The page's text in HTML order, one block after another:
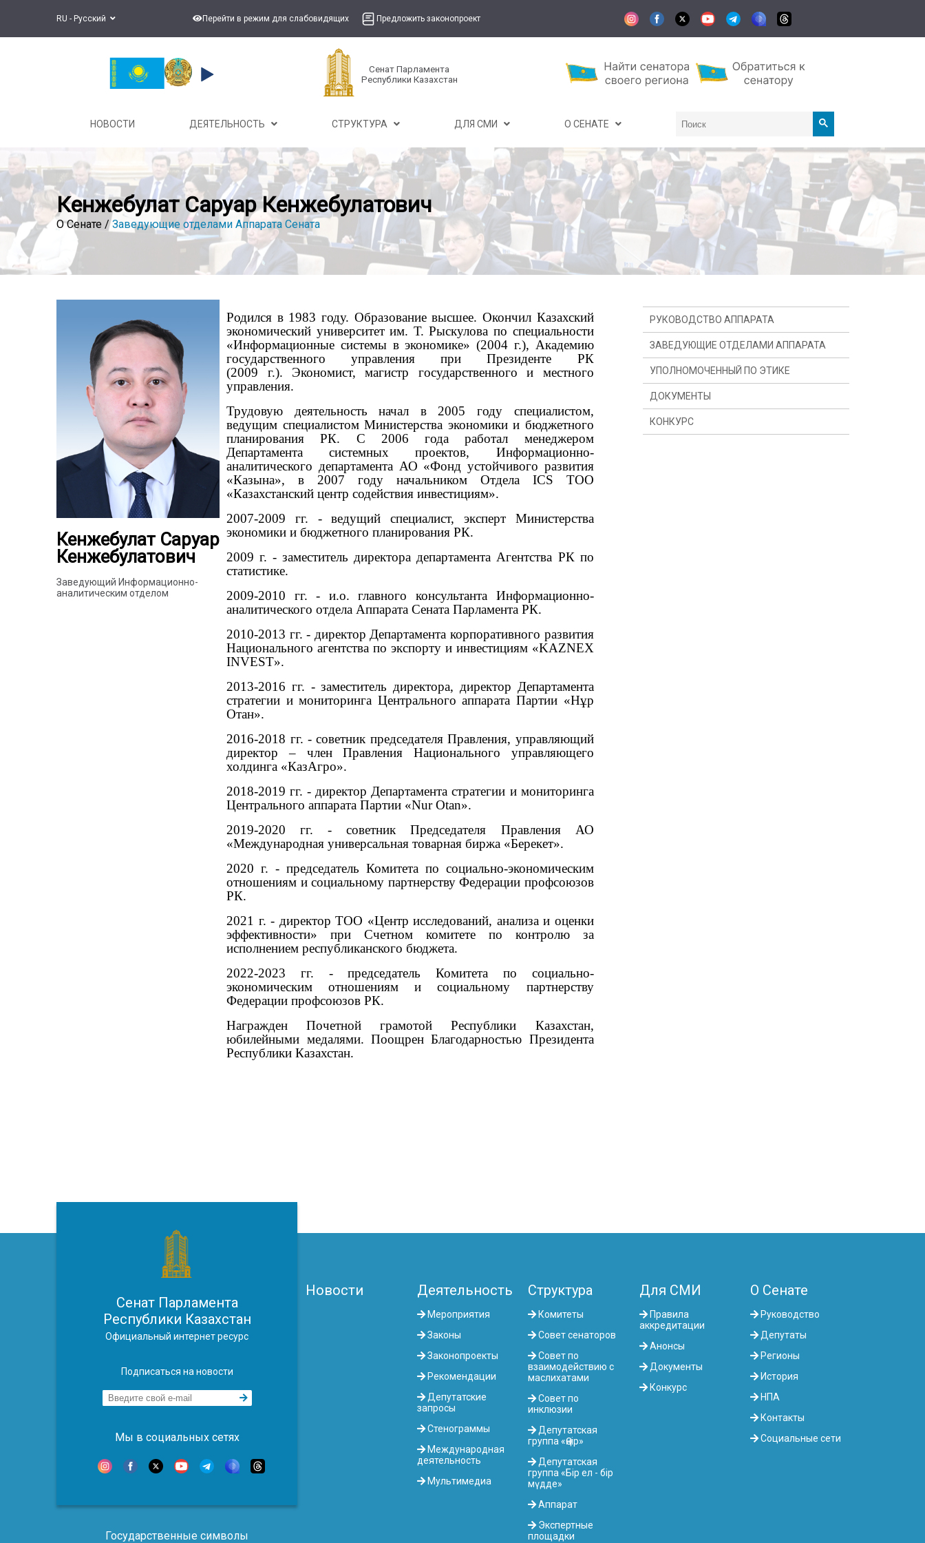
RU - Русский Перейти в режим для слабовидящих Предложить законопроект
Сенат Парламента
Республики Казахстан
НОВОСТИ ДЕЯТЕЛЬНОСТЬ СТРУКТУРА ДЛЯ СМИ О СЕНАТЕ
Кенжебулат Саруар Кенжебулатович
О Сенате /Заведующие отделами Аппарата Сената
Кенжебулат Саруар
Кенжебулатович
Заведующий Информационно-
аналитическим отделом
Родился в 1983 году. Образование высшее. Окончил Казахский
экономический университет им. Т. Рыскулова по специальности
«Информационные системы в экономике» (2004 г.), Академию
государственного управления при Президенте РК
(2009 г.). Экономист, магистр государственного и местного
управления.
Трудовую деятельность начал в 2005 году специалистом,
ведущим специалистом Министерства экономики и бюджетного
планирования РК. С 2006 года работал менеджером
Департамента системных проектов, Информационно-
аналитического департамента АО «Фонд устойчивого развития
«Казына», в 2007 году начальником Отдела IСS ТОО
«Казахстанский центр содействия инвестициям».
2007-2009 гг. - ведущий специалист, эксперт Министерства
экономики и бюджетного планирования РК.
2009 г. - заместитель директора департамента Агентства РК по
статистике.
2009-2010 гг. - и.о. главного консультанта Информационно-
аналитического отдела Аппарата Сената Парламента РК.
2010-2013 гг. - директор Департамента корпоративного развития
Национального агентства по экспорту и инвестициям «KAZNEX
INVEST».
2013-2016 гг. - заместитель директора, директор Департамента
стратегии и мониторинга Центрального аппарата Партии «Нұр
Отан».
2016-2018 гг. - советник председателя Правления, управляющий
директор – член Правления Национального управляющего
холдинга «КазАгро».
2018-2019 гг. - директор Департамента стратегии и мониторинга
Центрального аппарата Партии «Nur Otan».
2019-2020 гг. - советник Председателя Правления АО
«Международная универсальная товарная биржа «Берекет».
2020 г. - председатель Комитета по социально-экономическим
отношениям и социальному партнерству Федерации профсоюзов
РК.
2021 г. - директор ТОО «Центр исследований, анализа и оценки
эффективности» при Счетном комитете по контролю за
исполнением республиканского бюджета.
2022-2023 гг. - председатель Комитета по социально-
экономическим отношениям и социальному партнерству
Федерации профсоюзов РК.
Награжден Почетной грамотой Республики Казахстан,
юбилейными медалями. Поощрен Благодарностью Президента
Республики Казахстан.
РУКОВОДСТВО АППАРАТА
ЗАВЕДУЮЩИЕ ОТДЕЛАМИ АППАРАТА
УПОЛНОМОЧЕННЫЙ ПО ЭТИКЕ
ДОКУМЕНТЫ
КОНКУРС
Сенат Парламента
Республики Казахстан
Официальный интернет ресурс
Подписаться на новости
Мы в социальных сетях
Государственные символы
Новости Деятельность
Мероприятия
Законы
Законопроекты
Рекомендации
Депутатские
запросы
Стенограммы
Международная
деятельность
Мультимедиа
Структура
Комитеты
Совет сенаторов
Совет по
взаимодействию с
маслихатами
Совет по
инклюзии
Депутатская
группа «Өңір»
Депутатская
группа «Бір ел - бір
мүдде»
Аппарат
Экспертные
площадки
Для СМИ
Правила
аккредитации
Анонсы
Документы
Конкурс
О Сенате
Руководство
Депутаты
Регионы
История
НПА
Контакты
Социальные сети